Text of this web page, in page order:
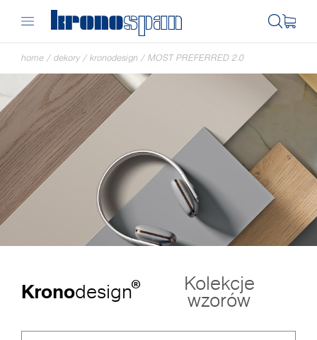
home / dekory / kronodesign / MOST PREFERRED 2.0
Kronodesign® Kolekcje
wzorów